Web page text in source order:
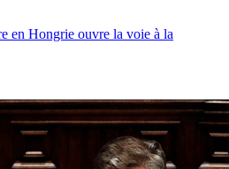
en Hongrie ouvre la voie à la